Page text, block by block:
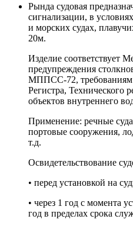
Рында судовая
сигнализации, в
и морских судах,
20м.
Изделие соответствует
предупреждения
МППСС-72, требованиям
Регистра, Технического
объектов внутреннего
Применение: речные
портовые сооружения,
т.д.
Освидетельствование
• перед установкой на
• через 1 год с момента
год в пределах срока